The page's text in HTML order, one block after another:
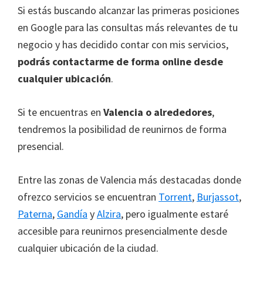
Si estás buscando alcanzar las primeras posiciones
en Google para las consultas más relevantes de tu
negocio y has decidido contar con mis servicios,
podrás contactarme de forma online desde
cualquier ubicación.
Si te encuentras en Valencia o alrededores,
tendremos la posibilidad de reunirnos de forma
presencial.
Entre las zonas de Valencia más destacadas donde
ofrezco servicios se encuentran Torrent, Burjassot,
Paterna, Gandía yAlzira, pero igualmente estaré
accesible para reunirnos presencialmente desde
cualquier ubicación de la ciudad.